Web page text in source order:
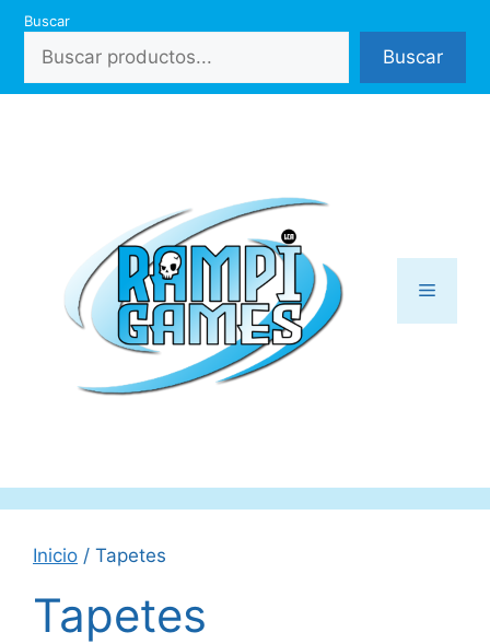
Saltar
contenido
Buscar
Buscar
Menú
Inicio / Tapetes
Tapetes